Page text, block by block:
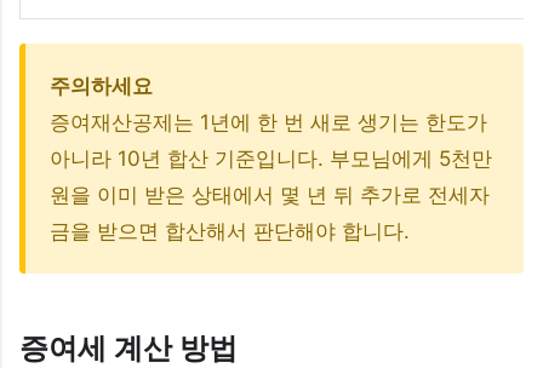
주의하세요
증여재산공제는 1년에 한 번 새로 생기는 한도가
아니라 10년 합산 기준입니다. 부모님에게 5천만
원을 이미 받은 상태에서 몇 년 뒤 추가로 전세자
금을 받으면 합산해서 판단해야 합니다.
증여세 계산 방법